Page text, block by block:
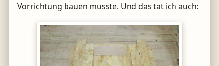
Vorrichtung bauen musste. Und das tat ich auch: